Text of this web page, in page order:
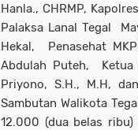
Hanla., CHRMP,
Palaksa Lanal Tegal
Hekal, Penasehat
Abdulah Puteh, Ketua
Priyono, S.H., M.H,
Sambutan Walikota
12.000 (dua belas